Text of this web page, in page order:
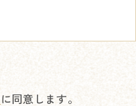
に同意します。